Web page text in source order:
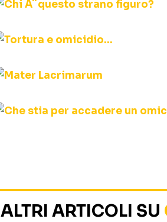
ALTRI ARTICOLI SU